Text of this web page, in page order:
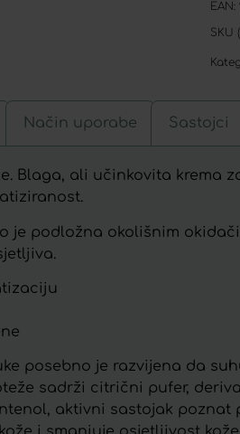
EAN:
SKU
Način uporabe Sastojci
Blaga, ali učinkovita krema
je podložna okolišnim
posebno je razvijena da
sadrži citrični pufer,
aktivni sastojak